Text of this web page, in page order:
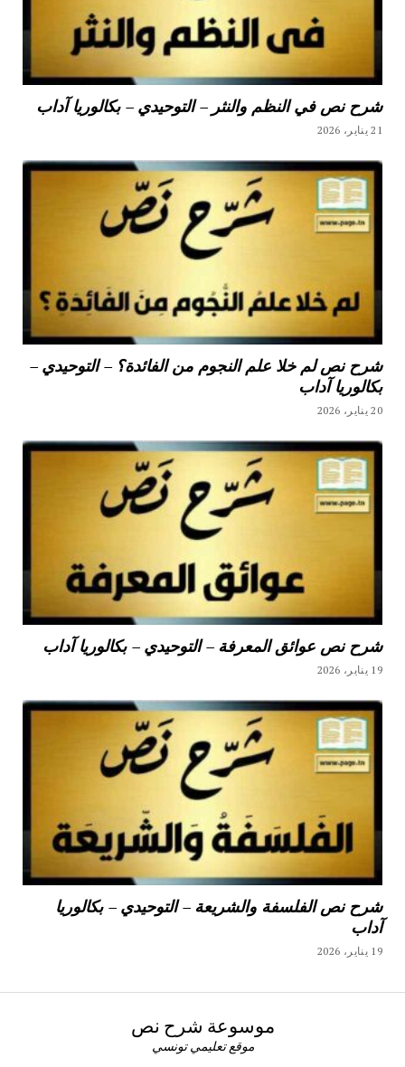
شرح نص في النظم والنثر – التوحيدي – بكالوريا آداب
21 يناير، 2026
شرح نص لم خلا علم النجوم من الفائدة؟ – التوحيدي –
بكالوريا آداب
20 يناير، 2026
شرح نص عوائق المعرفة – التوحيدي – بكالوريا آداب
19 يناير، 2026
شرح نص الفلسفة والشريعة – التوحيدي – بكالوريا
آداب
19 يناير، 2026
موسوعة شرح نص
موقع تعليمي تونسي